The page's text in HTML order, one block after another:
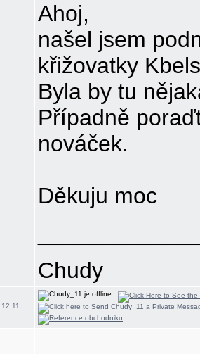
Ahoj,
našel jsem
křižovatky
Byla by tu
Případně
nováček.
Děkuju moc
Chudy
12:11